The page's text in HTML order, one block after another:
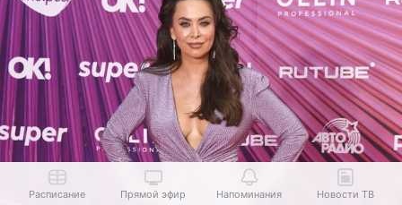
Расписание Прямой эфир Напоминания Новости ТВ